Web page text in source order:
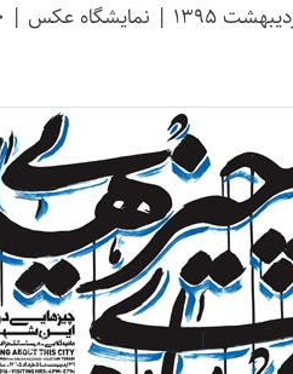
| نمایشگاه عکس |
0